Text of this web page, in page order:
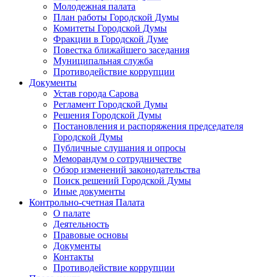
Молодежная палата
План работы Городской Думы
Комитеты Городской Думы
Фракции в Городской Думе
Повестка ближайшего заседания
Муниципальная служба
Противодействие коррупции
Документы
Устав города Сарова
Регламент Городской Думы
Решения Городской Думы
Постановления и распоряжения председателя
Городской Думы
Публичные слушания и опросы
Меморандум о сотрудничестве
Обзор изменений законодательства
Поиск решений Городской Думы
Иные документы
Контрольно-счетная Палата
О палате
Деятельность
Правовые основы
Документы
Контакты
Противодействие коррупции